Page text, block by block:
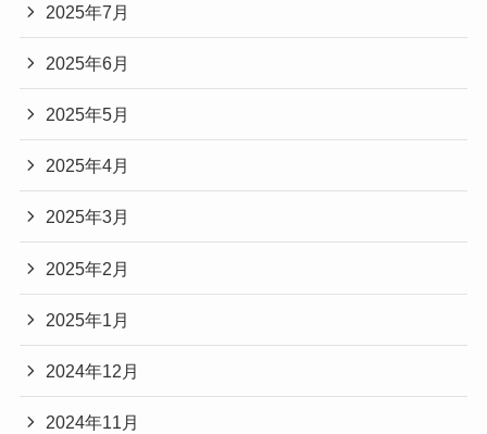
2025年7月
2025年6月
2025年5月
2025年4月
2025年3月
2025年2月
2025年1月
2024年12月
2024年11月